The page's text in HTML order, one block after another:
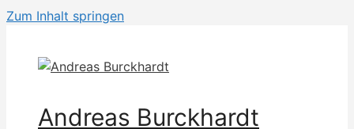
Zum Inhalt springen
Andreas Burckhardt